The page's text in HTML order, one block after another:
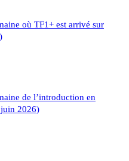
où TF1+ est arrivé sur
de l’introduction en
juin 2026)